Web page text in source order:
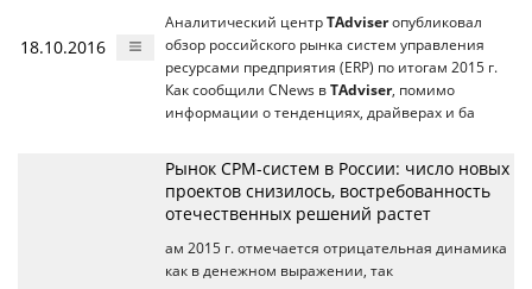
18.10.2016
Аналитический центр TAdviserопубликовал
обзор российского рынка систем управления
ресурсами предприятия (ERP) по итогам 2015 г.
Как сообщили CNews в TAdviser, помимо
информации о тенденциях, драйверах и ба
Рынок CPM-систем в России: число новых
проектов снизилось, востребованность
отечественных решений растет
ам 2015 г. отмечается отрицательная динамика
как в денежном выражении, так